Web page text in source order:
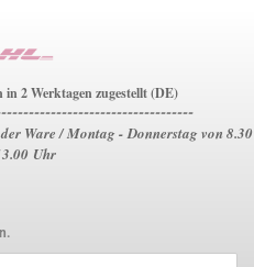
2 Werktagen zugestellt (DE)
Ware / Montag - Donnerstag von 8.30
Uhr